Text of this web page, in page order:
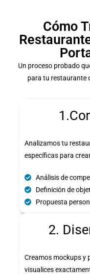
Cómo
Un proceso probado
para tu restaurante
Analizamos tu
específicas para
Análisis de
Definición de
Propuesta
2.
Creamos mockups y
visualices